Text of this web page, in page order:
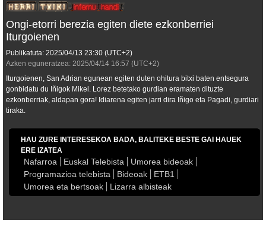
Ongi-etorri berezia egiten diete ezkonberriei
Iturgoienen
Publikatuta: 2025/04/13 23:30 (UTC+2)
Azken eguneratzea: 2025/04/14 16:57 (UTC+2)
Iturgoienen, San Adrian egunean egiten duten ohitura bitxi baten entsegura
gonbidatu du Iñigok Mikel. Lorez betetako gurdian eramaten dituzte
ezkonberriak, aldapan gora! Idiarena egiten jarri dira Iñigo eta Pagadi, gurdiari
tiraka.
HAU ZURE INTERESEKOA BADA, BALITEKE BESTE GAI HAUEK
ERE IZATEA
Nafarroa Euskal Telebista
Umorea bideoak
Programazioa telebista
Bideoak
ETB1
Umorea eta bertsoak
Lizarra albisteak